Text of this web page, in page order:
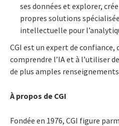
ses données et explorer,
propres solutions
intellectuelle pour
CGI est un expert de confiance,
comprendre l’IA et à l’utiliser
de plus amples
À propos de CGI
Fondée en 1976, CGI figure